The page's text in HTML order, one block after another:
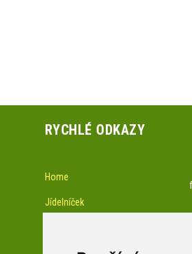
RYCHLÉ ODKAZY
Home
Jídelníček